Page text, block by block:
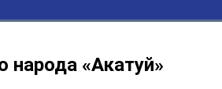
народа «Акатуй»